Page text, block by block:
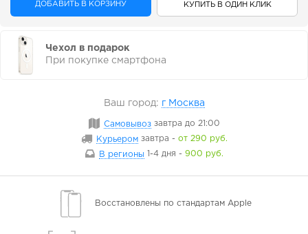
ДОБАВИТЬ В КОРЗИНУ КУПИТЬ В ОДИН КЛИК
Чехол в подарок
При покупке смартфона
Ваш город: г Москва
Самовывоз завтра до 21:00
Курьером завтра - от 290 руб.
В регионы
1-4 дня - 900 руб.
Восстановлены по стандартам Apple